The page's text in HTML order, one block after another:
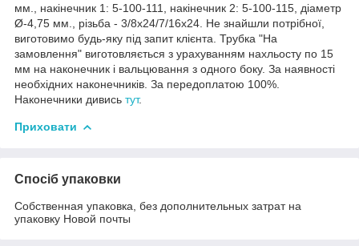
мм., накінечник 1: 5-100-111, накінечник 2: 5-100-115, діаметр
Ø-4,75 мм., різьба - 3/8x24/7/16x24. Не знайшли потрібної,
виготовимо будь-яку під запит клієнта. Трубка "На
замовлення" виготовляється з урахуванням нахльосту по 15
мм на наконечник і вальцювання з одного боку. За наявності
необхідних наконечників. За передоплатою 100%.
Наконечники дивись тут.
Приховати
Спосіб упаковки
Собственная упаковка, без дополнительных затрат на
упаковку Новой почты